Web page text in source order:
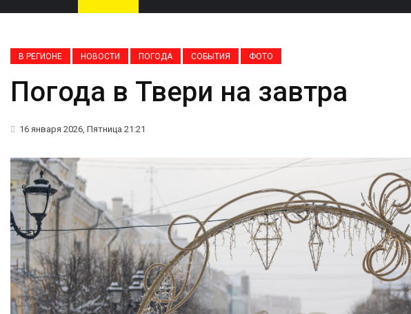
В РЕГИОНЕ НОВОСТИ ПОГОДА СОБЫТИЯ ФОТО
Погода в Твери на завтра
16 января 2026, Пятница 21:21